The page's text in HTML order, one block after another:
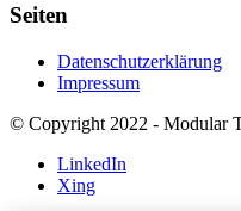
Seiten
Datenschutzerklärung
Impressum
© Copyright 2022 - Modular
LinkedIn
Xing